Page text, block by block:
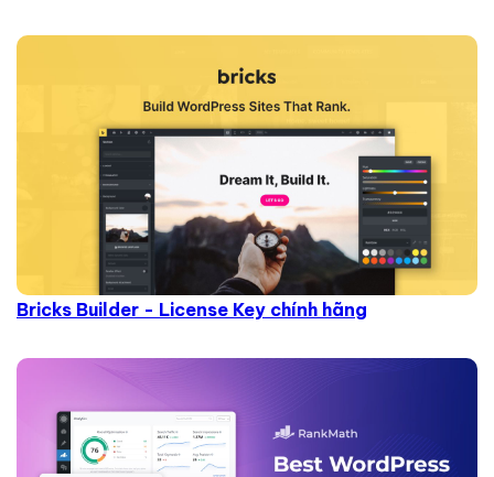
Bricks Builder - License Key chính hãng